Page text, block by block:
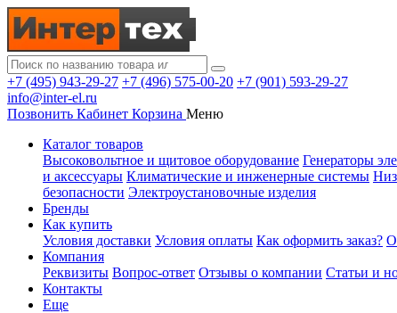
+7 (495) 943-29-27 +7 (496) 575-00-20 +7 (901) 593-29-27
info@inter-el.ru
Позвонить Кабинет Корзина Меню
Каталог товаров
Высоковольтное и щитовое оборудование Генераторы
и аксессуары Климатические и инженерные системы
безопасности Электроустановочные изделия
Бренды
Как купить
Условия доставки Условия оплаты Как оформить заказ?
Компания
Реквизиты Вопрос-ответ Отзывы о компании Статьи и
Контакты
Еще